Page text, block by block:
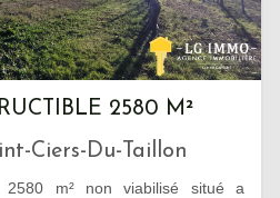
2580 M²
Ciers-Du-Taillon
2580 m² non viabilisé situé a